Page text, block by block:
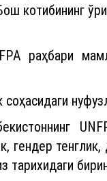
котибининг
раҳбари
гендер